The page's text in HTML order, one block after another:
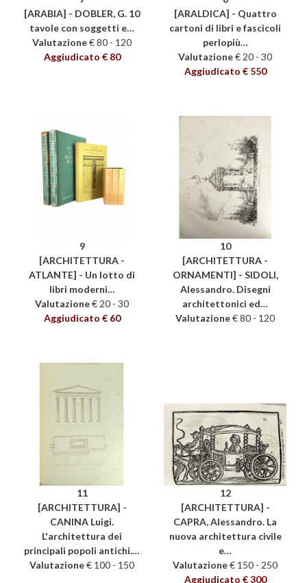
[ARABIA] - DOBLER, G. 10
tavole con soggetti e…
Valutazione€ 80 - 120
Aggiudicato € 80
[ARALDICA] - Quattro
cartoni di libri e fascicoli
perlopiù…
Valutazione€ 20 - 30
Aggiudicato € 550
9
[ARCHITETTURA -
ATLANTE] - Un lotto di
libri moderni…
Valutazione€ 20 - 30
Aggiudicato € 60
10
[ARCHITETTURA -
ORNAMENTI] - SIDOLI,
Alessandro. Disegni
architettonici ed…
Valutazione€ 80 - 120
11
[ARCHITETTURA] -
CANINA Luigi.
L'architettura dei
principali popoli antichi.…
Valutazione€ 100 - 150
12
[ARCHITETTURA] -
CAPRA, Alessandro. La
nuova architettura civile
e…
Valutazione€ 150 - 250
Aggiudicato € 300